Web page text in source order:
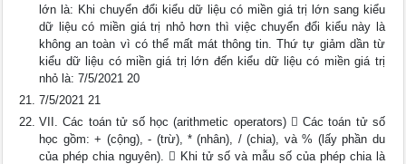
lớn là: Khi chuyển đổi kiểu dữ liệu có miền giá trị lớn sang kiểu
dữ liệu có miền giá trị nhỏ hơn thì việc chuyển đổi kiểu này là
không an toàn vì có thể mất mát thông tin. Thứ tự giảm dần từ
kiểu dữ liệu có miền giá trị lớn đến kiểu dữ liệu có miền giá trị
nhỏ là: 7/5/2021 20
7/5/2021 21
VII. Các toán tử số học (arithmetic operators)  Các toán tử số
học gồm: + (cộng), - (trừ), * (nhân), / (chia), và % (lấy phần du
của phép chia nguyên).  Khi tử số và mẫu số của phép chia là